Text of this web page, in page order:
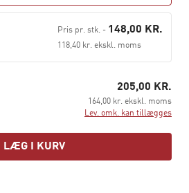
Pris pr. stk.- 148,00 KR.
118,40 kr. ekskl. moms
205,00 KR.
164,00 kr. ekskl. moms
Lev. omk. kan tillægges
LÆG I KURV